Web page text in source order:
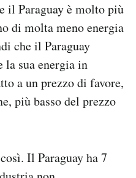
il Paraguay è molto più
di molta meno energia
che il Paraguay
la sua energia in
a un prezzo di favore,
più basso del prezzo
Il Paraguay ha 7